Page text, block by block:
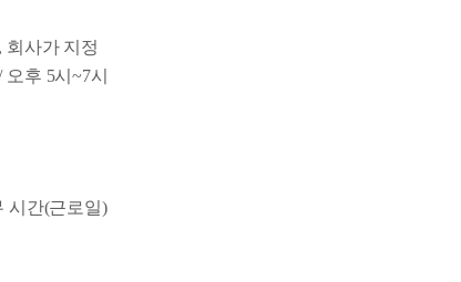
회사가 지정
후 5시~7시
시간(근로일)